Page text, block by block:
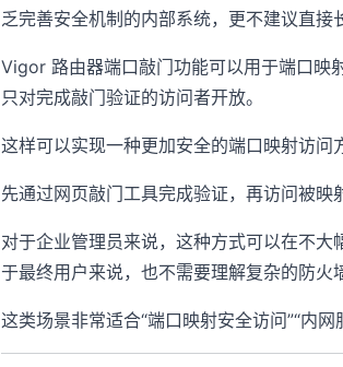
乏完善安全机制的内部系统，更不建议直接
Vigor 路由器端口敲门功能可以用于端口映
只对完成敲门验证的访问者开放。
这样可以实现一种更加安全的端口映射访问
先通过网页敲门工具完成验证，再访问被映
对于企业管理员来说，这种方式可以在不
于最终用户来说，也不需要理解复杂的防火
这类场景非常适合“端口映射安全访问”“内